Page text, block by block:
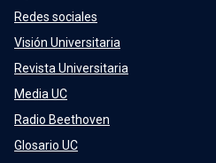
Redes sociales
Visión Universitaria
Revista Universitaria
Media UC
Radio Beethoven
Glosario UC